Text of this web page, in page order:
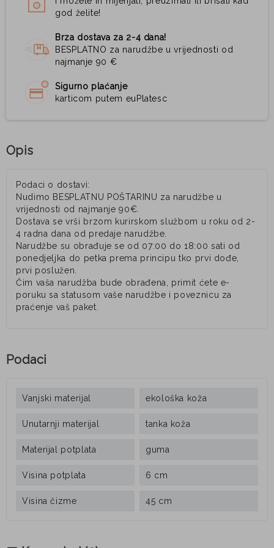
god želite!
Brza dostava za 2-4 dana!
BESPLATNO za narudžbe u vrijednosti od
najmanje 90 €
Sigurno plaćanje
karticom putem euPlatesc
Opis
Podaci o dostavi:
Nudimo BESPLATNU POŠTARINU za narudžbe u
vrijednosti od najmanje 90€.
Dostava se vrši brzom kurirskom službom u roku od 2-
4 radna dana od predaje narudžbe.
Narudžbe su obrađuje se od 07:00 do 18:00 sati od
ponedjeljka do petka prema principu tko prvi dođe,
prvi poslužen.
Čim vaša narudžba bude obrađena, primit ćete e-
poruku sa statusom vaše narudžbe i poveznicu za
praćenje vaš paket.
Podaci
Vanjski materijal ekološka koža
Unutarnji materijal tanka koža
Materijal potplata guma
Visina potplata 6 cm
Visina čizme 45 cm